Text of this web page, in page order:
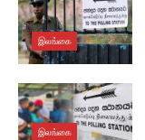
இலங்கை
இலங்கை